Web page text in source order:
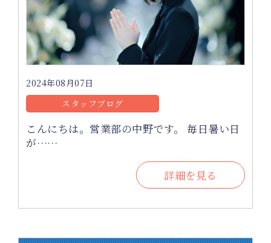
2024年08月07日
スタッフブログ
こんにちは。営業部の中野です。 毎日暑い日
が……
詳細を見る